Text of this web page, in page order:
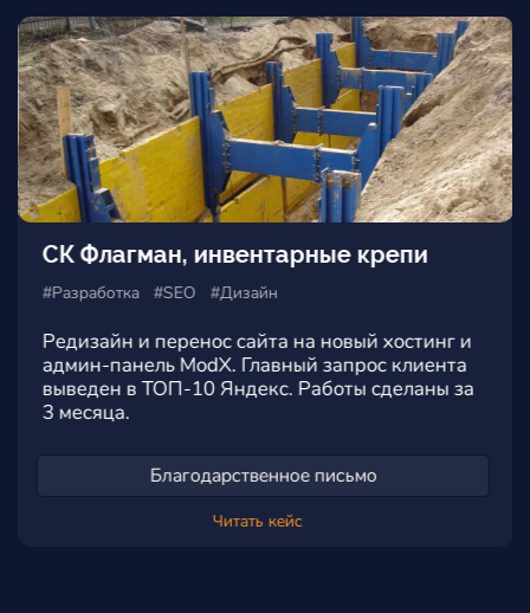
СК Флагман, инвентарные крепи
#Разработка #SEO #Дизайн
Редизайн и перенос сайта на новый хостинг и
админ-панель ModX. Главный запрос клиента
выведен в ТОП-10 Яндекс. Работы сделаны за
3 месяца.
Благодарственное письмо
Читать кейс